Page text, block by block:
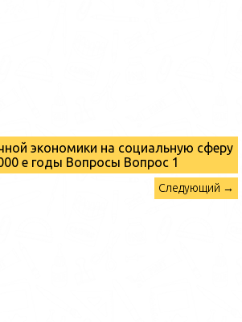
экономики на социальную сферу
е годы Вопросы Вопрос 1
Следующий →